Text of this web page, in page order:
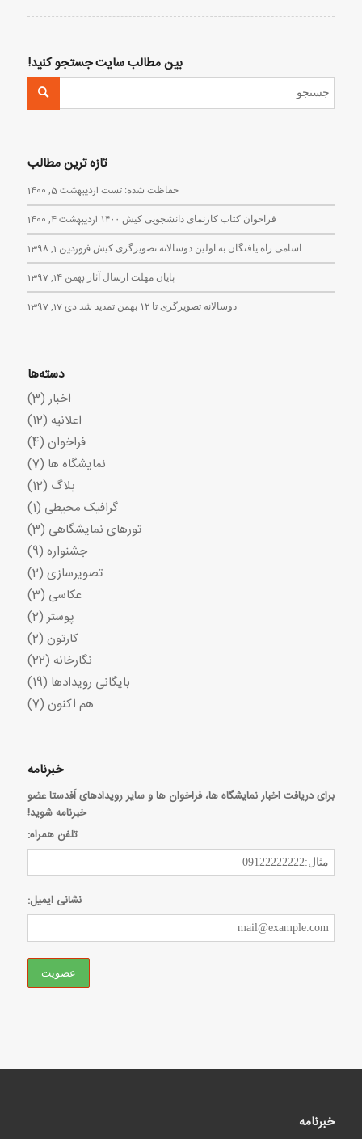
بین مطالب سایت جستجو کنید!
تازه ترین مطالب
حفاظت شده: تست اردیبهشت 5, 1400
فراخوان کتاب کارنمای دانشجویی کیش ۱۴۰۰ اردیبهشت 4, 1400
اسامی راه یافتگان به اولین دوسالانه تصویرگری کیش فروردین 1, 1398
پایان مهلت ارسال آثار بهمن 14, 1397
دوسالانه تصویرگری تا ۱۲ بهمن تمدید شد دی 17, 1397
دسته‌ها
اخبار (3)
اعلانیه (12)
فراخوان (4)
نمایشگاه ها (7)
بلاگ (12)
گرافیک محیطی (1)
تورهای نمایشگاهی (3)
جشنواره (9)
تصویرسازی (2)
عکاسی (3)
پوستر (2)
کارتون (2)
نگارخانه (22)
بایگانی رویدادها (19)
هم اکنون (7)
خبرنامه
برای دریافت اخبار نمایشگاه ها، فراخوان ها و سایر رویدادهای اَفدستا عضو
خبرنامه شوید!
تلفن همراه:
نشانی ایمیل:
خبرنامه